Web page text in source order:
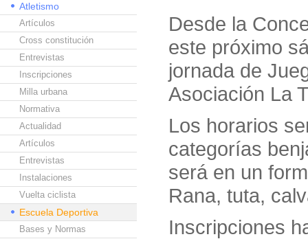
Atletismo
Artículos
Cross constitución
Entrevistas
Inscripciones
Milla urbana
Normativa
Actualidad
Artículos
Entrevistas
Instalaciones
Vuelta ciclista
Escuela Deportiva
Bases y Normas
Desde la
este próximo
jornada de
Asociación La
Los horarios
categorías
será en un
Rana, tuta,
Inscripciones